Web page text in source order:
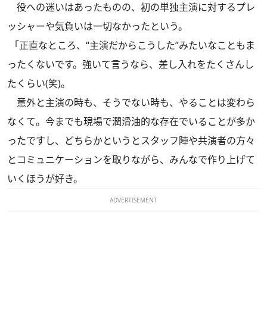
役への迷いはあったものの、初の単独主演に対するプレ
ッシャーや気負いは一切なかったという。
「正直なところ、“主演だからこうした”みたいなこともま
ったくないです。強いて言うなら、差し入れをたくさんし
たくらい(笑)。
意外と主演の時も、そうでない時も、やることは変わら
なくて。今までも現場で潤滑油的な存在でいることが多か
ったですし、どちらかというとスタッフ陣や共演者の方々
とコミュニケーションを取りながら、みんなで作り上げて
いくほうが好き。
ADVERTISEMENT